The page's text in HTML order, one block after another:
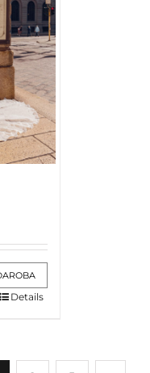
Details